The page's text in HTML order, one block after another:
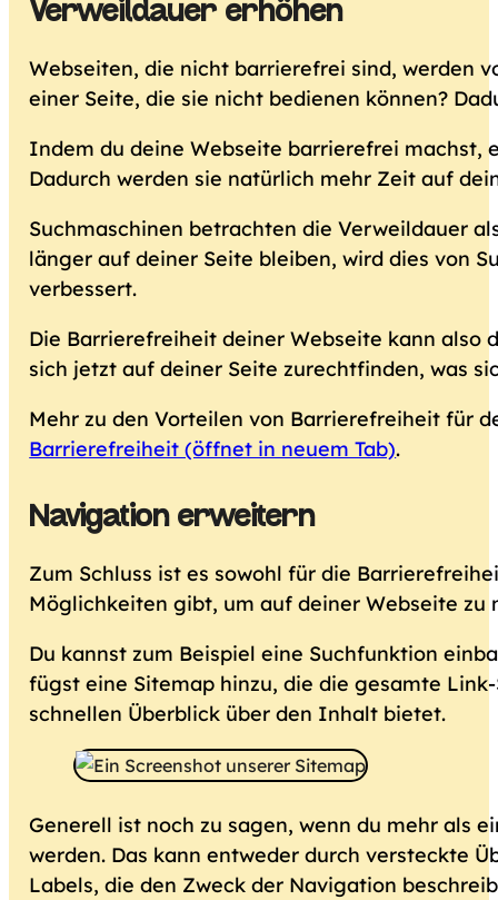
Verweildauer erhöhen
Webseiten, die nicht barrierefrei sind, werden
einer Seite, die sie nicht bedienen können?
Indem du deine Webseite barrierefrei machst,
Dadurch werden sie natürlich mehr Zeit auf
Suchmaschinen betrachten die Verweildauer
länger auf deiner Seite bleiben, wird dies von
verbessert.
Die Barrierefreiheit deiner Webseite kann also
sich jetzt auf deiner Seite zurechtfinden, was
Mehr zu den Vorteilen von Barrierefreiheit für
Barrierefreiheit (öffnet in neuem Tab).
Navigation erweitern
Zum Schluss ist es sowohl für die
Möglichkeiten gibt, um auf deiner Webseite zu
Du kannst zum Beispiel eine Suchfunktion
fügst eine Sitemap hinzu, die die gesamte
schnellen Überblick über den Inhalt bietet.
Generell ist noch zu sagen, wenn du mehr als
werden. Das kann entweder durch versteckte
Labels, die den Zweck der Navigation